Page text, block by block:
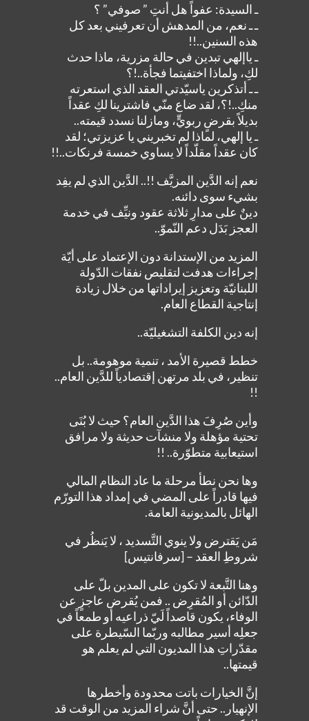
ـ السيدة: عفواً هل أنتِ ” صوفي” ؟
ـ ـ نعم، من المدهش أن تعرفيني بعد كل
هذه السنين..!!
ـ ياإلهي تبدين في حالة مزرية، ماذا حدث
لكِ، ولماذا اختفيتما فجأة..!؟
ـ ـ أتذكرين ياسيّدتي العقد الذي استعرته
منكِ..!؟، لقد ضاع منّي فاشترينا لكِ عقداً
بديلاً بقرضٍ ربويٍّ، ومازلنا نسدد قيمته..
ـ يا إلهي، لماذا لم تخبريني يا عزيزتي؛ لقد
كان عقداً مقلّداً لا يساوي خمسة فرنكات..!!
نعم إنه الدَّين المزيَّف !!.. الدَّين الذي لم يفِد
بشيء سوى دائنه.
دينٌ على مدارِ ثلاثة عقود ونيِّف في خدمة
العجز بَدَل دعم النّموّ..
المزيد من الإستدانة دون الإعتماد على أيّة
إجراءات هدفت لتقليص نفقات الدّولة
اللبنانيّة وتعزيز إيراداتها من خلال زيادة
إنتاجية القطاع العام.
إنه دين الكلفة التشغيليّة..
خطط قصيرة الأمد ، تنمية موهومة.. بل
تنظير، في بلد مرتهن إقتصادياً للدَّين العام..
!!
وأين صُرِفَ هذا الدَّين العام؟ حيث لا بُنَى
تحتية مؤهلة ولا منشآت حديثة ولا مرافق
استيعابية متطوّرة.. !!
وها نحن نطأ مرحلة ما عاد النظام المالي
فيها قادراً على المضي في إمداد هذا التورّم
الهائل بالمديونية العامة.
مَن يَقترض ولا ينوي التَّسديد ، لا يَنظُر في
شروطِ العقد – [سرفانتيس]
وهنا التَّبعة لا تكون على المدين بلّ على
الدّائن أو المُقرِض .. فمن يُقرض عاجزٍ عن
الوفاء، يكون قاصداً لَيّ ذراعيه أو طمعاً في
جعلِه أسير مطالبه وربّما السّيطرة على
مقدّراتِ هذا المديون التي لم يعلم هو
قيمتها..
إنَّ الخيارات باتت محدودة وأخطرها
الإنهيار.. حتى أنَّ شراء المزيد من الوقت قد